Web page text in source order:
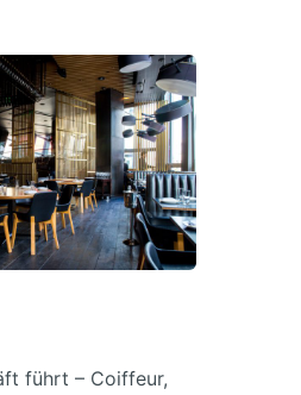
führt – Coiffeur,